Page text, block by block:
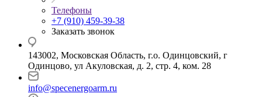
Телефоны
+7 (910) 459-39-38
Заказать звонок
143002, Московская Область, г.о. Одинцовский, г
Одинцово, ул Акуловская, д. 2, стр. 4, ком. 28
info@specenergoarm.ru